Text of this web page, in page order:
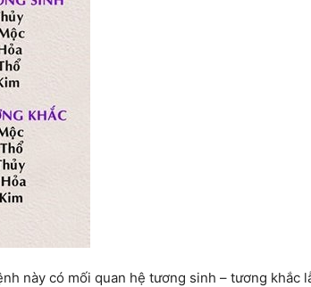
này có mối quan hệ tương sinh – tương khắc